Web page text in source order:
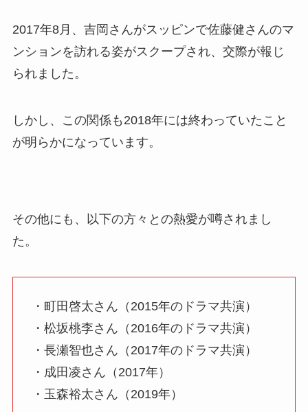
2017年8月、吉岡さんがスッピンで佐藤健さんのマ
ンションを訪れる姿がスクープされ、交際が報じ
られました。
しかし、この関係も2018年には終わっていたこと
が明らかになっています。
その他にも、以下の方々との熱愛が噂されまし
た。
・町田啓太さん（2015年のドラマ共演）
・松坂桃李さん（2016年のドラマ共演）
・長瀬智也さん（2017年のドラマ共演）
・成田凌さん（2017年）
・玉森裕太さん（2019年）